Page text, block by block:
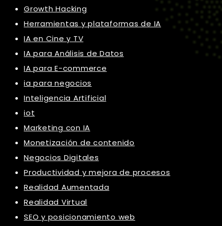
Growth Hacking
Herramientas y plataformas de IA
IA en Cine y TV
IA para Análisis de Datos
IA para E-commerce
ia para negocios
Inteligencia Artificial
iot
Marketing con IA
Monetización de contenido
Negocios Digitales
Productividad y mejora de procesos
Realidad Aumentada
Realidad Virtual
SEO y posicionamiento web